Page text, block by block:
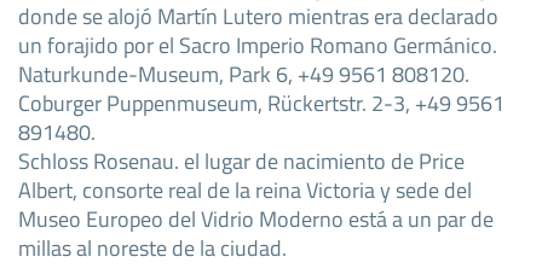
donde se alojó Martín Lutero mientras era declarado
un forajido por el Sacro Imperio Romano Germánico.
Naturkunde-Museum, Park 6, +49 9561 808120.
Coburger Puppenmuseum, Rückertstr. 2-3, +49 9561
891480.
Schloss Rosenau. el lugar de nacimiento de Price
Albert, consorte real de la reina Victoria y sede del
Museo Europeo del Vidrio Moderno está a un par de
millas al noreste de la ciudad.